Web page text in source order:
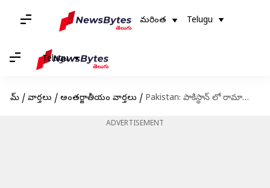
మరింత Telugu
Telugu
హోమ్ / వార్తలు / అంతర్జాతీయం వార్తలు / Pakistan: పాకిస్థాన్ లో రామాయణాన్ని ప్రదర్శించిన స్థానిక నాటక బృందం.. విమర్శకుల నుంచి ప్రశంసలు
ADVERTISEMENT